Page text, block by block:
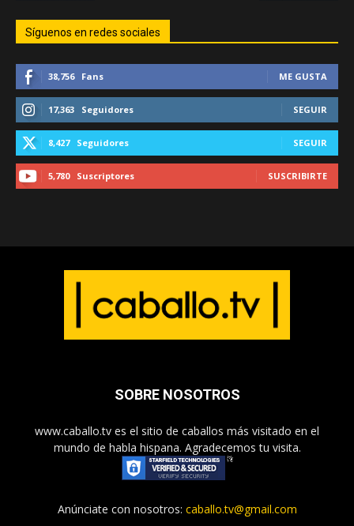
Síguenos en redes sociales
38,756 Fans ME GUSTA
17,363 Seguidores SEGUIR
8,427 Seguidores SEGUIR
5,780 Suscriptores SUSCRIBIRTE
SOBRE NOSOTROS
www.caballo.tv es el sitio de caballos más visitado en el
mundo de habla hispana. Agradecemos tu visita.
Anúnciate con nosotros: caballo.tv@gmail.com